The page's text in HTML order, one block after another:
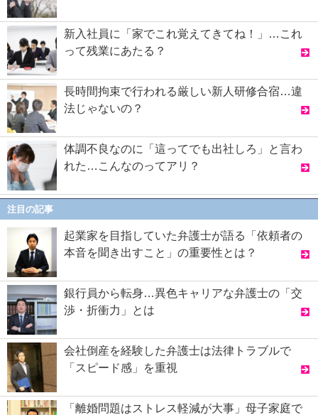
新入社員に「家でこれ覚えてきてね！」…これ
って残業にあたる？
長時間拘束で行われる厳しい新人研修合宿…違
法じゃないの？
体調不良なのに「這ってでも出社しろ」と言わ
れた…こんなのってアリ？
注目の記事
起業家を目指していた弁護士が語る「依頼者の
本音を聞き出すこと」の重要性とは？
銀行員から転身…異色キャリアな弁護士の「交
渉・折衝力」とは
会社倒産を経験した弁護士は法律トラブルで
「スピード感」を重視
「離婚問題はストレス軽減が大事」母子家庭で